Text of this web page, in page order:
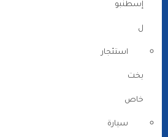
إسطنبو
ل
استئجار
يخت
خاص
سيارة